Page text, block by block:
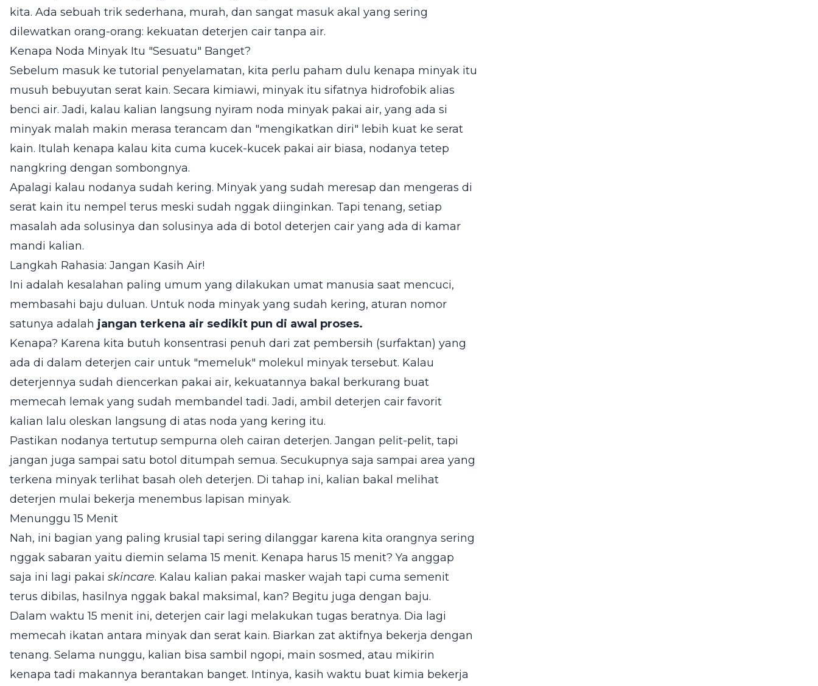
kita. Ada sebuah trik sederhana, murah, dan sangat masuk akal yang sering
dilewatkan orang-orang: kekuatan deterjen cair tanpa air.
Kenapa Noda Minyak Itu "Sesuatu" Banget?
Sebelum masuk ke tutorial penyelamatan, kita perlu paham dulu kenapa minyak itu
musuh bebuyutan serat kain. Secara kimiawi, minyak itu sifatnya hidrofobik alias
benci air. Jadi, kalau kalian langsung nyiram noda minyak pakai air, yang ada si
minyak malah makin merasa terancam dan "mengikatkan diri" lebih kuat ke serat
kain. Itulah kenapa kalau kita cuma kucek-kucek pakai air biasa, nodanya tetep
nangkring dengan sombongnya.
Apalagi kalau nodanya sudah kering. Minyak yang sudah meresap dan mengeras di
serat kain itu nempel terus meski sudah nggak diinginkan. Tapi tenang, setiap
masalah ada solusinya dan solusinya ada di botol deterjen cair yang ada di kamar
mandi kalian.
Langkah Rahasia: Jangan Kasih Air!
Ini adalah kesalahan paling umum yang dilakukan umat manusia saat mencuci,
membasahi baju duluan. Untuk noda minyak yang sudah kering, aturan nomor
satunya adalah jangan terkena air sedikit pun di awal proses.
Kenapa? Karena kita butuh konsentrasi penuh dari zat pembersih (surfaktan) yang
ada di dalam deterjen cair untuk "memeluk" molekul minyak tersebut. Kalau
deterjennya sudah diencerkan pakai air, kekuatannya bakal berkurang buat
memecah lemak yang sudah membandel tadi. Jadi, ambil deterjen cair favorit
kalian lalu oleskan langsung di atas noda yang kering itu.
Pastikan nodanya tertutup sempurna oleh cairan deterjen. Jangan pelit-pelit, tapi
jangan juga sampai satu botol ditumpah semua. Secukupnya saja sampai area yang
terkena minyak terlihat basah oleh deterjen. Di tahap ini, kalian bakal melihat
deterjen mulai bekerja menembus lapisan minyak.
Menunggu 15 Menit
Nah, ini bagian yang paling krusial tapi sering dilanggar karena kita orangnya sering
nggak sabaran yaitu diemin selama 15 menit. Kenapa harus 15 menit? Ya anggap
saja ini lagi pakai skincare. Kalau kalian pakai masker wajah tapi cuma semenit
terus dibilas, hasilnya nggak bakal maksimal, kan? Begitu juga dengan baju.
Dalam waktu 15 menit ini, deterjen cair lagi melakukan tugas beratnya. Dia lagi
memecah ikatan antara minyak dan serat kain. Biarkan zat aktifnya bekerja dengan
tenang. Selama nunggu, kalian bisa sambil ngopi, main sosmed, atau mikirin
kenapa tadi makannya berantakan banget. Intinya, kasih waktu buat kimia bekerja